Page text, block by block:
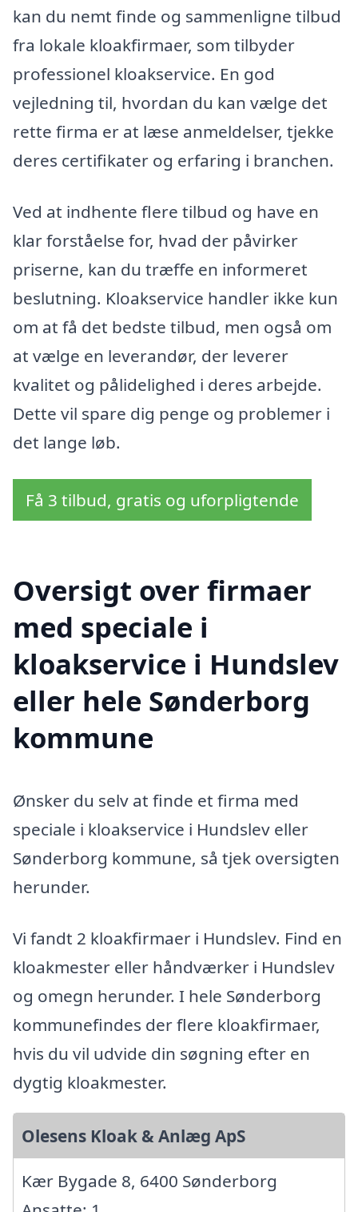
kan du nemt finde og sammenligne tilbud
fra lokale kloakfirmaer, som tilbyder
professionel kloakservice. En god
vejledning til, hvordan du kan vælge det
rette firma er at læse anmeldelser, tjekke
deres certifikater og erfaring i branchen.
Ved at indhente flere tilbud og have en
klar forståelse for, hvad der påvirker
priserne, kan du træffe en informeret
beslutning. Kloakservice handler ikke kun
om at få det bedste tilbud, men også om
at vælge en leverandør, der leverer
kvalitet og pålidelighed i deres arbejde.
Dette vil spare dig penge og problemer i
det lange løb.
Få 3 tilbud, gratis og uforpligtende
Oversigt over firmaer
med speciale i
kloakservice i Hundslev
eller hele Sønderborg
kommune
Ønsker du selv at finde et firma med
speciale i kloakservice i Hundslev eller
Sønderborg kommune, så tjek oversigten
herunder.
Vi fandt 2 kloakfirmaer i Hundslev. Find en
kloakmester eller håndværker i Hundslev
og omegn herunder. I hele Sønderborg
kommunefindes der flere kloakfirmaer,
hvis du vil udvide din søgning efter en
dygtig kloakmester.
Olesens Kloak & Anlæg ApS
Kær Bygade 8, 6400 Sønderborg